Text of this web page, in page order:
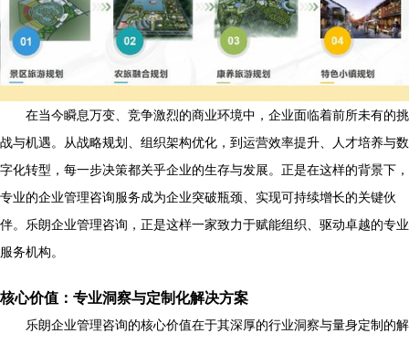
在当今瞬息万变、竞争激烈的商业环境中，企业面临着前所未有的挑
战与机遇。从战略规划、组织架构优化，到运营效率提升、人才培养与数
字化转型，每一步决策都关乎企业的生存与发展。正是在这样的背景下，
专业的企业管理咨询服务成为企业突破瓶颈、实现可持续增长的关键伙
伴。乐朗企业管理咨询，正是这样一家致力于赋能组织、驱动卓越的专业
服务机构。
核心价值：专业洞察与定制化解决方案
乐朗企业管理咨询的核心价值在于其深厚的行业洞察与量身定制的解